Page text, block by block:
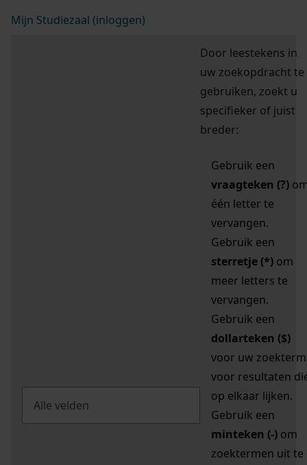
Mijn Studiezaal (inloggen)
Door leestekens in
uw zoekopdracht te
gebruiken, zoekt u
specifieker of juist
breder:
Gebruik een
vraagteken (?)
één letter te
vervangen.
Gebruik een
sterretje (*) om
meer letters te
vervangen.
Gebruik een
dollarteken ($)
voor uw zoekterm
voor resultaten
op elkaar lijken.
Gebruik een
minteken (-) om
zoektermen uit te